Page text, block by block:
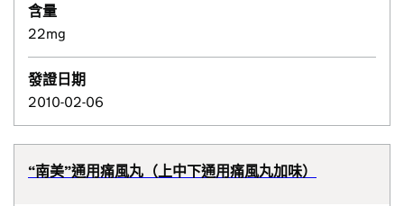
含量
22mg
發證日期
2010-02-06
“南美”通用痛風丸（上中下通用痛風丸加味）